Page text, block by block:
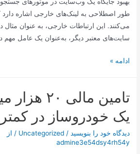
بهبود جایگاه یک وب‌سایت در موتورهای
طور اصطلاحی به لینک‌های خارجی اشاره
می‌کنند. این ارتباطات خارجی، به عنوان
سایت‌های معتبر دیگر، به‌عنوان یک عامل مهم
سئو
Page
SEO)
ادامه »
تامین مالی
یک خودروساز در
دیدگاه‌ خود را بنویسید /
Uncategorized / از
admine3e54dsy4rh54y